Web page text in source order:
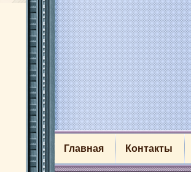
Главная Контакты